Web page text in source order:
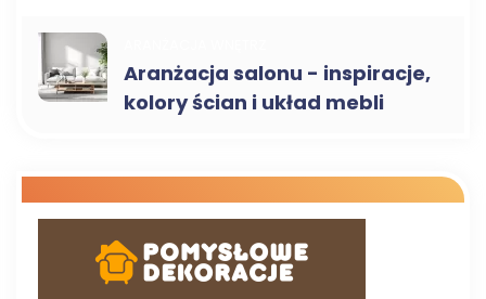
Aranżacja salonu - inspiracje,
kolory ścian i układ mebli